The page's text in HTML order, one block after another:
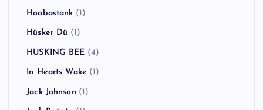
Hoobastank (1)
Hüsker Dü (1)
HUSKING BEE (4)
In Hearts Wake (1)
Jack Johnson (1)